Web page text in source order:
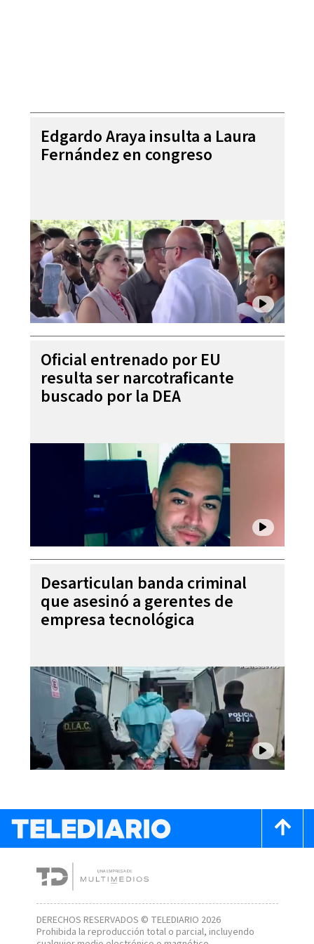
Edgardo Araya insulta a Laura
Fernández en congreso
Oficial entrenado por EU
resulta ser narcotraficante
buscado por la DEA
Desarticulan banda criminal
que asesinó a gerentes de
empresa tecnológica
DERECHOS RESERVADOS © TELEDIARIO 2026
Prohibida la reproducción total o parcial, incluyendo